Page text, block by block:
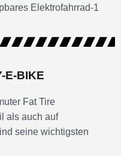
E-BIKE
Fat Tire
als auch auf
seine wichtigsten